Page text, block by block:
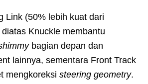
Link (50% lebih kuat dari
Knuckle membantu
bagian depan dan
lainnya, sementara Front Track
mengkoreksi steering geometry.